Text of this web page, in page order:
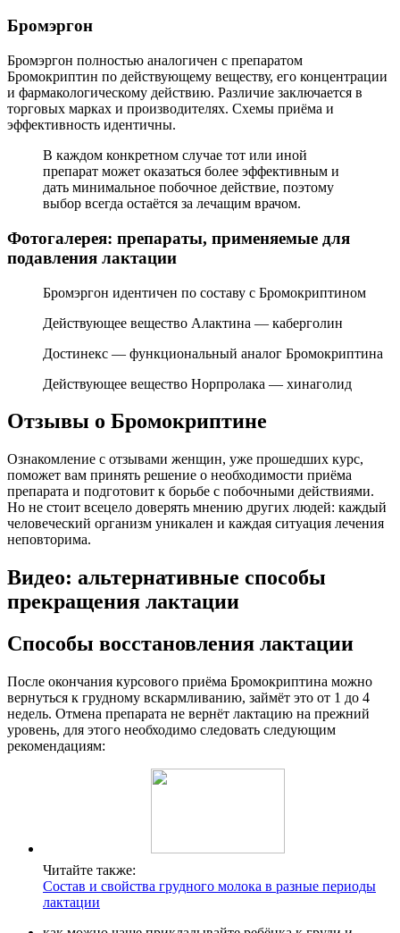
Бромэргон
Бромэргон полностью аналогичен с препаратом
Бромокриптин по действующему веществу, его концентрации
и фармакологическому действию. Различие заключается в
торговых марках и производителях. Схемы приёма и
эффективность идентичны.
В каждом конкретном случае тот или иной
препарат может оказаться более эффективным и
дать минимальное побочное действие, поэтому
выбор всегда остаётся за лечащим врачом.
Фотогалерея: препараты, применяемые для
подавления лактации
Бромэргон идентичен по составу с Бромокриптином
Действующее вещество Алактина — каберголин
Достинекс — функциональный аналог Бромокриптина
Действующее вещество Норпролака — хинаголид
Отзывы о Бромокриптине
Ознакомление с отзывами женщин, уже прошедших курс,
поможет вам принять решение о необходимости приёма
препарата и подготовит к борьбе с побочными действиями.
Но не стоит всецело доверять мнению других людей: каждый
человеческий организм уникален и каждая ситуация лечения
неповторима.
Видео: альтернативные способы
прекращения лактации
Способы восстановления лактации
После окончания курсового приёма Бромокриптина можно
вернуться к грудному вскармливанию, займёт это от 1 до 4
недель. Отмена препарата не вернёт лактацию на прежний
уровень, для этого необходимо следовать следующим
рекомендациям:
Читайте также:
Состав и свойства грудного молока в разные периоды
лактации